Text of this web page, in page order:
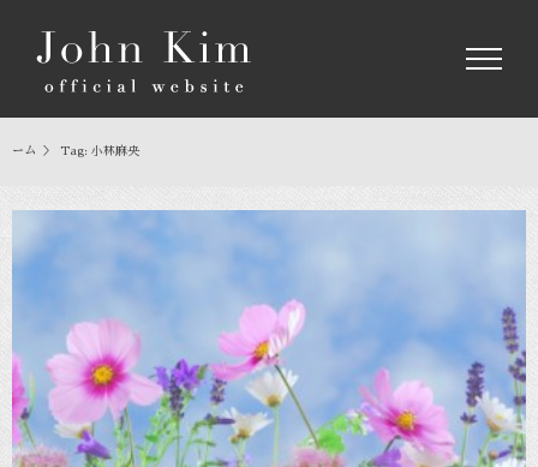
content
ホーム ＞ Tag: 小林麻央